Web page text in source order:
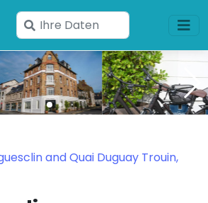
Geben
Sie
Ihre
Daten
ein
and Quai Duguay Trouin,